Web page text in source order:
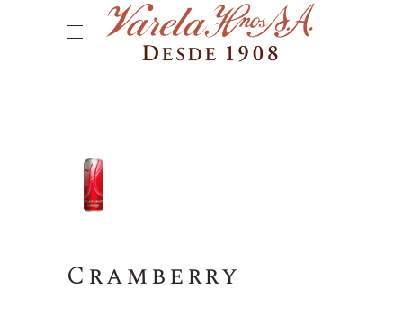
Cramberry